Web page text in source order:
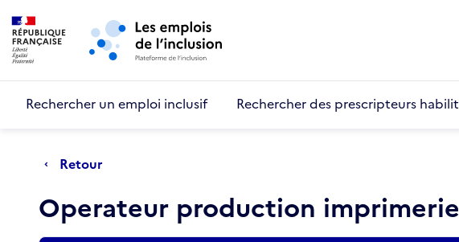
Aller au menu principal
Rechercher un emploi inclusif Rechercher des prescripteurs
Retour
Operateur production